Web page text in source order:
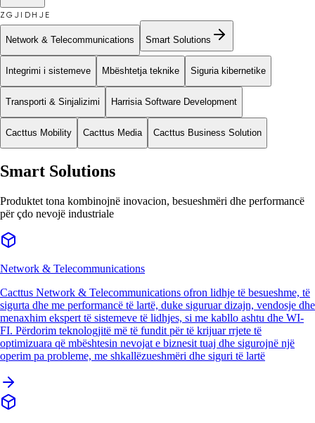
ZGJIDHJE
Network & Telecommunications Smart Solutions
Integrimi i sistemeve Mbështetja teknike Siguria kibernetike
Transporti & Sinjalizimi Harrisia Software Development
Cacttus Mobility Cacttus Media Cacttus Business Solution
Smart Solutions
Produktet tona kombinojnë inovacion, besueshmëri dhe performancë
për çdo nevojë industriale
Network & Telecommunications
Cacttus Network & Telecommunications ofron lidhje të besueshme, të
sigurta dhe me performancë të lartë, duke siguruar dizajn, vendosje dhe
menaxhim ekspert të sistemeve të lidhjes, si me kabllo ashtu dhe WI-
FI. Përdorim teknologjitë më të fundit për të krijuar rrjete të
optimizuara që mbështesin nevojat e biznesit tuaj dhe sigurojnë një
operim pa probleme, me shkallëzueshmëri dhe siguri të lartë